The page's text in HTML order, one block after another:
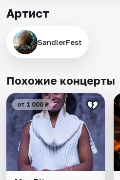
Артист
SandlerFest
Похожие концерты
от 1 000 ₽